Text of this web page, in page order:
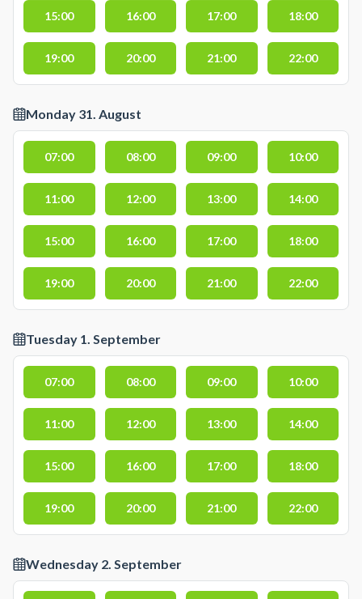
15:00 16:00 17:00 18:00
19:00 20:00 21:00 22:00
Monday 31. August
07:00 08:00 09:00 10:00
11:00 12:00 13:00 14:00
15:00 16:00 17:00 18:00
19:00 20:00 21:00 22:00
Tuesday 1. September
07:00 08:00 09:00 10:00
11:00 12:00 13:00 14:00
15:00 16:00 17:00 18:00
19:00 20:00 21:00 22:00
Wednesday 2. September